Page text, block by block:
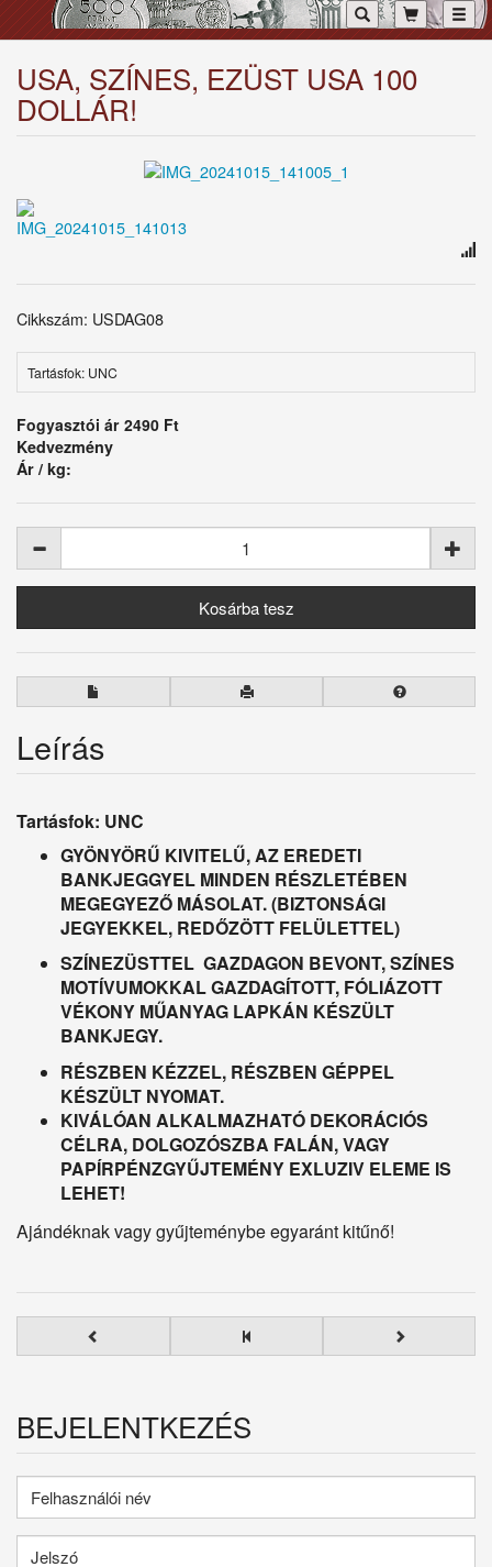
USA, SZÍNES, EZÜST USA 100
DOLLÁR!
Cikkszám: USDAG08
Tartásfok: UNC
Fogyasztói ár 2490 Ft
Kedvezmény
Ár / kg:
Leírás
Tartásfok: UNC
GYÖNYÖRŰ KIVITELŰ, AZ EREDETI
BANKJEGGYEL MINDEN RÉSZLETÉBEN
MEGEGYEZŐ MÁSOLAT. (BIZTONSÁGI
JEGYEKKEL, REDŐZÖTT FELÜLETTEL)
SZÍNEZÜSTTEL GAZDAGON BEVONT, SZÍNES
MOTÍVUMOKKAL GAZDAGÍTOTT, FÓLIÁZOTT
VÉKONY MŰANYAG LAPKÁN KÉSZÜLT
BANKJEGY.
RÉSZBEN KÉZZEL, RÉSZBEN GÉPPEL
KÉSZÜLT NYOMAT.
KIVÁLÓAN ALKALMAZHATÓ DEKORÁCIÓS
CÉLRA, DOLGOZÓSZBA FALÁN, VAGY
PAPÍRPÉNZGYŰJTEMÉNY EXLUZIV ELEME IS
LEHET!
Ajándéknak vagy gyűjteménybe egyaránt kitűnő!
BEJELENTKEZÉS